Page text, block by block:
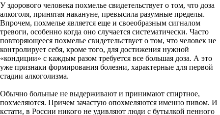
У здорового человека похмелье свидетельствует о том, что доза
алкоголя, принятая накануне, превысила разумные пределы.
Впрочем, похмелье является еще и своеобразным сигналом
тревоги, особенно когда оно случается систематически. Часто
повторяющееся похмелье свидетельствует о том, что человек не
контролирует себя, кроме того, для достижения нужной
«кондиции» с каждым разом требуется все большая доза. А это
уже признаки формирования болезни, характерные для первой
стадии алкоголизма.
Обычно больные не выдерживают и принимают спиртное,
похмеляются. Причем зачастую опохмеляются именно пивом. И
кстати, в России никого не удивляют люди с бутылкой пенного